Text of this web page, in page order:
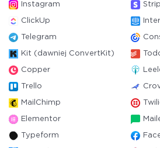
Instagram
ClickUp
Telegram
Kit (dawniej ConvertKit)
Copper
Trello
MailChimp
Elementor
Typeform